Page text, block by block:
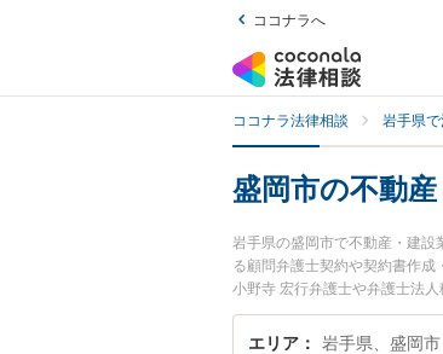
ココナラへ
ココナラ法律相談 岩手県
盛岡市の不動
岩手県の盛岡市で不動産・建設
る顧問弁護士契約や契約書作
小野寺 宏行弁護士や弁護士法
どが注目されています。『盛
護士を検索したい』『初回相
エリア 岩手県、盛岡市